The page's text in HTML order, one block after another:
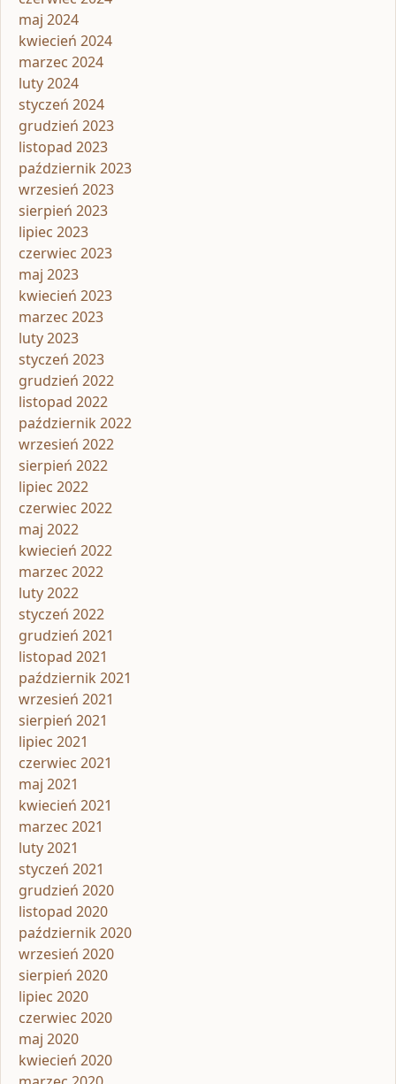
maj 2024
kwiecień 2024
marzec 2024
luty 2024
styczeń 2024
grudzień 2023
listopad 2023
październik 2023
wrzesień 2023
sierpień 2023
lipiec 2023
czerwiec 2023
maj 2023
kwiecień 2023
marzec 2023
luty 2023
styczeń 2023
grudzień 2022
listopad 2022
październik 2022
wrzesień 2022
sierpień 2022
lipiec 2022
czerwiec 2022
maj 2022
kwiecień 2022
marzec 2022
luty 2022
styczeń 2022
grudzień 2021
listopad 2021
październik 2021
wrzesień 2021
sierpień 2021
lipiec 2021
czerwiec 2021
maj 2021
kwiecień 2021
marzec 2021
luty 2021
styczeń 2021
grudzień 2020
listopad 2020
październik 2020
wrzesień 2020
sierpień 2020
lipiec 2020
czerwiec 2020
maj 2020
kwiecień 2020